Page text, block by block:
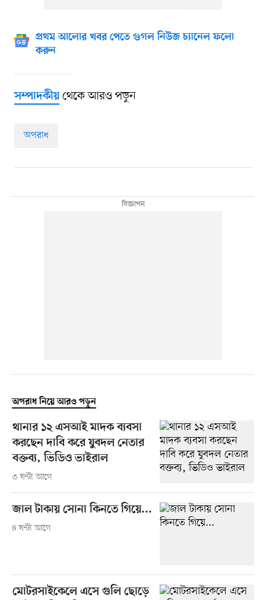
প্রথম আলোর খবর পেতে গুগল নিউজ চ্যানেল ফলো
করুন
সম্পাদকীয়থেকে আরও পড়ুন
অপরাধ
অপরাধ নিয়ে আরও পড়ুন
থানার ১২ এসআই মাদক ব্যবসা
করছেন দাবি করে যুবদল নেতার
বক্তব্য, ভিডিও ভাইরাল
৩ ঘণ্টা আগে
জাল টাকায় সোনা কিনতে গিয়ে...
৪ ঘণ্টা আগে
মোটরসাইকেলে এসে গুলি ছোড়ে